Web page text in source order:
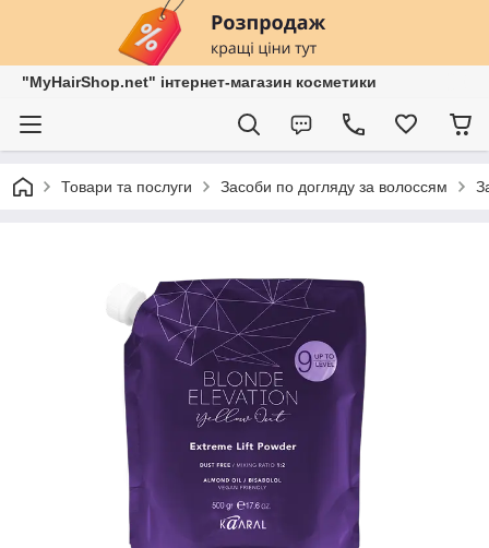
"MyHairShop.net" інтернет-магазин косметики
Товари та послуги Засоби по догляду за волоссям